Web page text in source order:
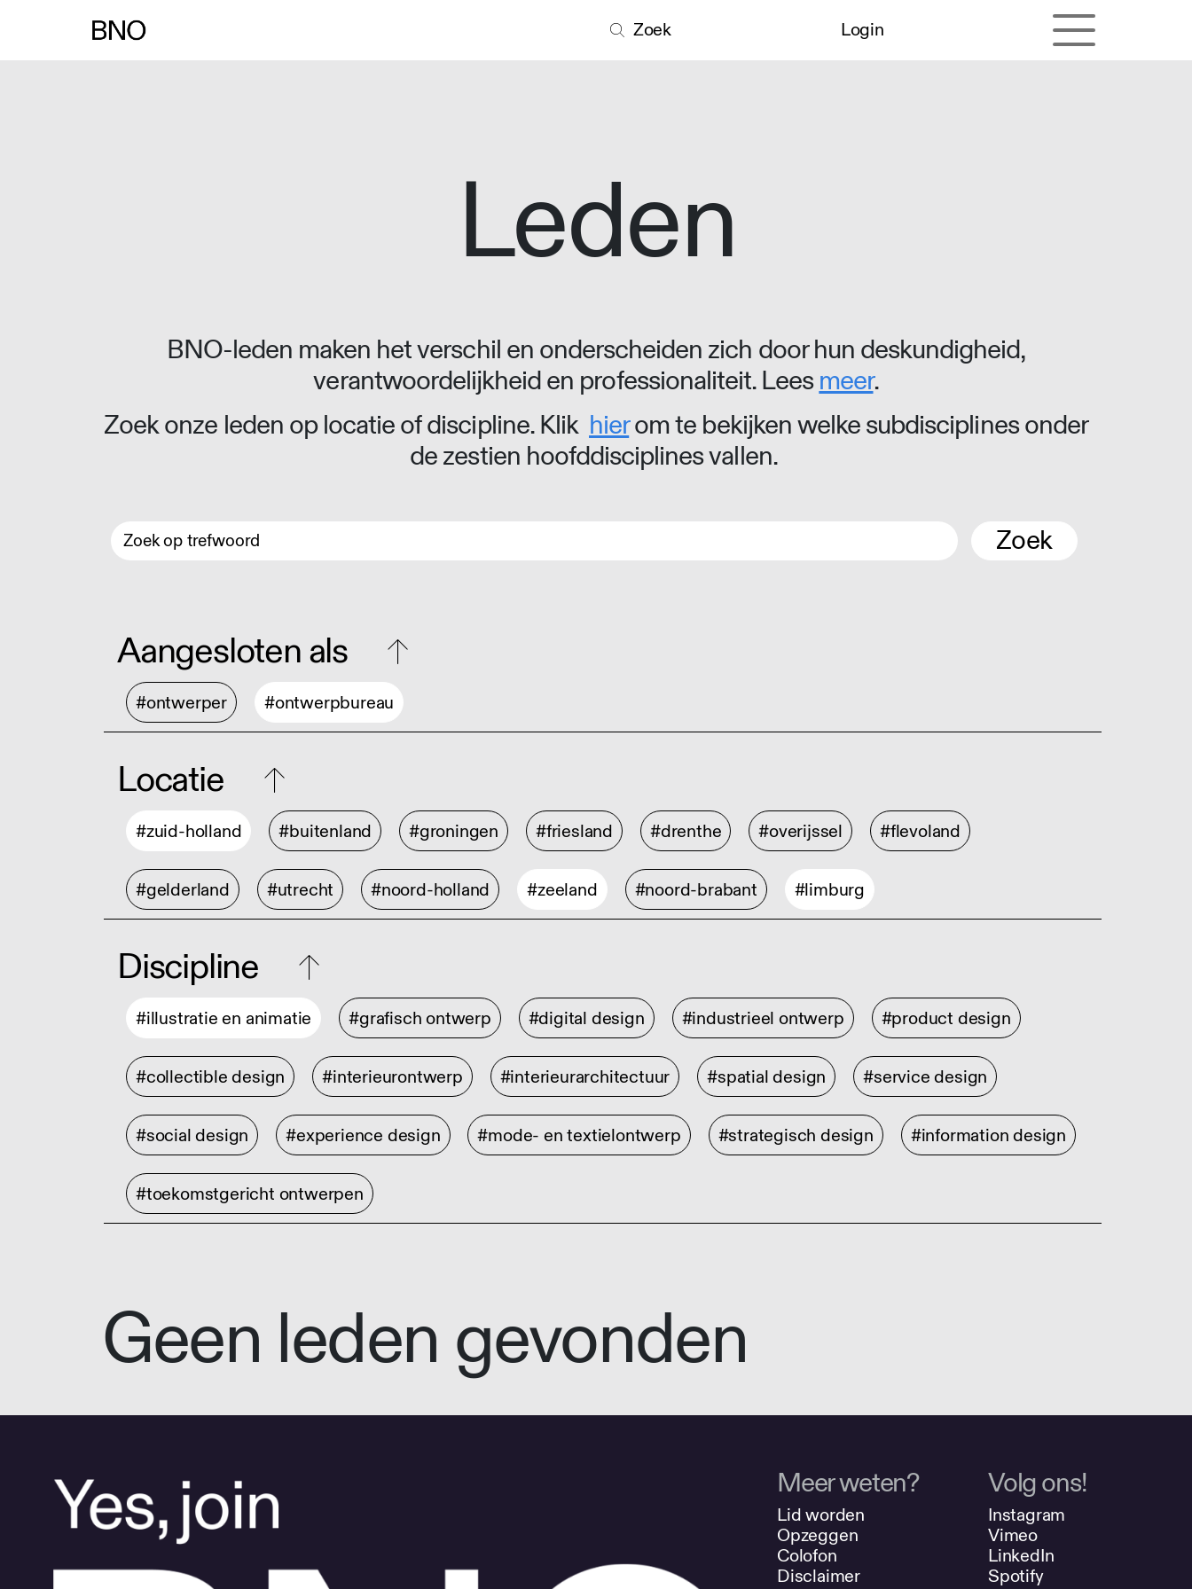
Zoek Login
Leden
BNO-leden maken het verschil en onderscheiden zich door hun deskundigheid,
verantwoordelijkheid en professionaliteit. Leesmeer.
Zoek onze leden op locatie of discipline. Klik hierom te bekijken welke subdisciplines onder
de zestien hoofddisciplines vallen.
Zoek
Aangesloten als
#ontwerper #ontwerpbureau
Locatie
#zuid-holland #buitenland #groningen #friesland #drenthe #overijssel #flevoland
#gelderland #utrecht #noord-holland #zeeland #noord-brabant #limburg
Discipline
#illustratie en animatie #grafisch ontwerp #digital design #industrieel ontwerp #product design
#collectible design #interieurontwerp #interieurarchitectuur #spatial design #service design
#social design #experience design #mode- en textielontwerp #strategisch design #information design
#toekomstgericht ontwerpen
Geen leden gevonden
Meer weten?
Lid worden
Opzeggen
Colofon
Disclaimer
Volg ons!
Instagram
Vimeo
LinkedIn
Spotify